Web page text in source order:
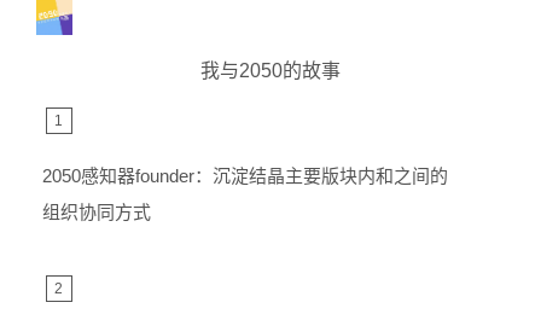
我与2050的故事
1
2050感知器founder：沉淀结晶主要版块内和之间的
组织协同方式
2